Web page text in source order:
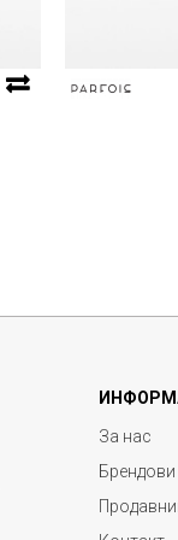
За нас
Брендови